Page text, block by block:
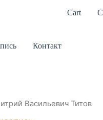
Cart
Контакт
Васильевич Титов